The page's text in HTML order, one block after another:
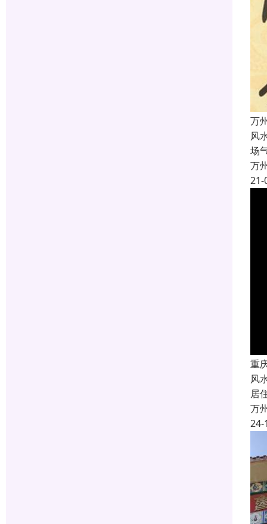
万
风
场
万
21-
重
风
居
万
24-